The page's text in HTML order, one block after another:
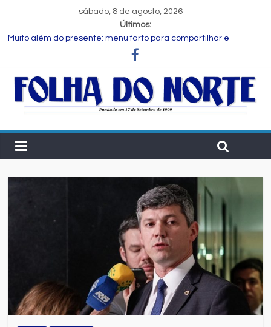
sábado, 8 de agosto, 2026
Últimos:
Muito além do presente: menu farto para compartilhar e
cérebro masculino
Central de Eleições da Rede Bahia inicia nova rodada de
entrevistas com os candidatos ao Governo do Estado
em quatro praças.
Bruno Reis e Zé Cocá são recebidos por Wilson Cardoso para
visita às obras de modernização da UPB e destacam união do